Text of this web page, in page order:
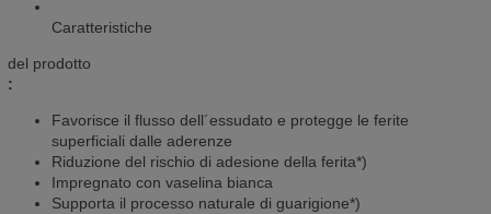
Caratteristiche
del prodotto
:
Favorisce il flusso dell´essudato e protegge le ferite
superficiali dalle aderenze
Riduzione del rischio di adesione della ferita*)
Impregnato con vaselina bianca
Supporta il processo naturale di guarigione*)